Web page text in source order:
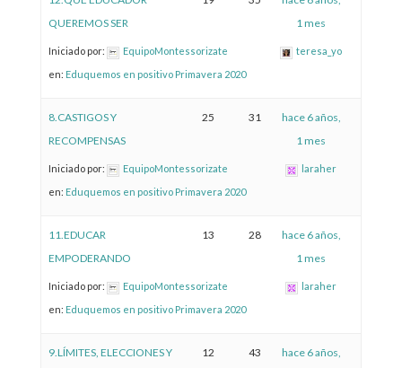
QUEREMOS SER
Iniciado por:
EquipoMontessorizate
en: Eduquemos en positivo Primavera 2020
1 mes
teresa_yo
8.CASTIGOS Y
RECOMPENSAS
Iniciado por:
EquipoMontessorizate
en: Eduquemos en positivo Primavera 2020
25 31
hace 6 años,
1 mes
laraher
11.EDUCAR
EMPODERANDO
Iniciado por:
EquipoMontessorizate
en: Eduquemos en positivo Primavera 2020
13 28
hace 6 años,
1 mes
laraher
9.LÍMITES, ELECCIONES Y
12 43
hace 6 años,